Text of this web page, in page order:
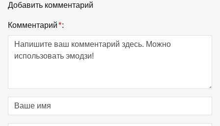
Добавить комментарий
Комментарий*: